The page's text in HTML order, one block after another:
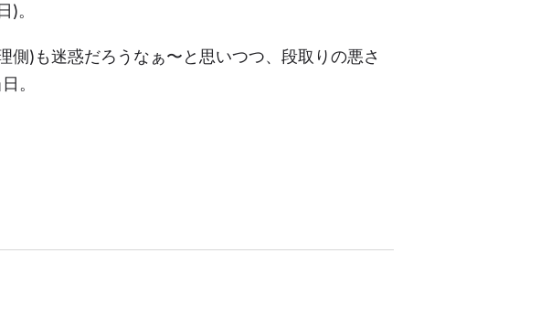
)。
側)も迷惑だろうなぁ〜と思いつつ、段取りの悪さ
。